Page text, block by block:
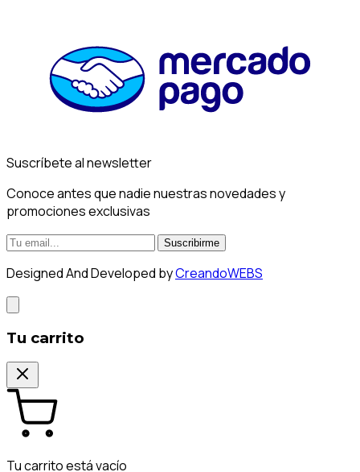
Suscríbete al newsletter
Conoce antes que nadie nuestras novedades y
promociones exclusivas
Suscribirme
Designed And Developed byCreandoWEBS
Tu carrito
Tu carrito está vacío